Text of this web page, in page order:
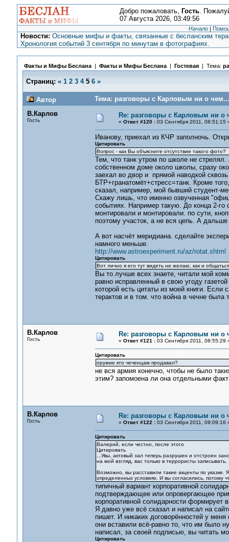
Добро пожаловать, Гость.
07 Августа 2026, 03:49:56
Начало |
Новости: Основные мифы и факты, связанные с бесланским
Хронология событий 3 сентября по минутам в фотографиях.
Факты и Мифы Беслана| Факты и Мифы Беслана| Гостевая | Тема:
Страниц: « 1 2 3 4 5 6 »
Автор
Тема: разговоры с Карловым ни о
В.Карлов
Гость
Re: разговоры с Карловым ни о
« Ответ #120 :03 Сентября 2011, 08:51:15
Иванову, приехал из КЧР заполночь.
Цитировать
Вопрос - как Вы объясните отсутствие такого фото?
Тем, что танк утром по школе не
собственном доме около школы, сразу
заехал во двор и прямой наводкой
БТР+гранатомёт+стресс=танк. Кроме
сказал, например, мой бывший студент-
Скажу лишь, что именно озвученная
событиях. Например такую. До конца 2-го
монтировали и монтировали. по сути,
поэтому участок, а не вся цепь. А
А вот насчёт меридиана. сделайте
намного меньше.
http://www.astroexperiment.ru/az/rotat.shtml
Цитировать
Вот лично я его тут видеть не желаю, как и
Вы то лучше всех знаете, читали мой
равно исправленный в свою угоду
которой есть цитаты из моей книги. Если
терактов и в том. что война в чечне была
В.Карлов
Гость
Re: разговоры с Карловым ни о
« Ответ #121 :03 Сентября 2011, 08:55:29
Цитировать
оружие кто чеченцам продавал?
не вся армия конечно, чтобы не было
этим? запомоена ли она отдельными
В.Карлов
Гость
Re: разговоры с Карловым ни о
« Ответ #122 :03 Сентября 2011, 09:09:16
Цитировать
Валерий, если честно, после этого
Цитировать
...Увы, актовый зал теперь разрушен и отстроен
на мой взгляд, вас только в террористы записывать.
Возможно, вы расставили такие акценты по указке.
определенных условиях. И вы согласились,
типичный вариант корпоративной
подтверждающее или опровергающее
корпоративной солидарности
Я давно уже всё сказал и написал на
пишет. И никаких договорённостей у
они вставили всё-равно то, что им было
написал, за своей подписью, вы читать
Цитировать